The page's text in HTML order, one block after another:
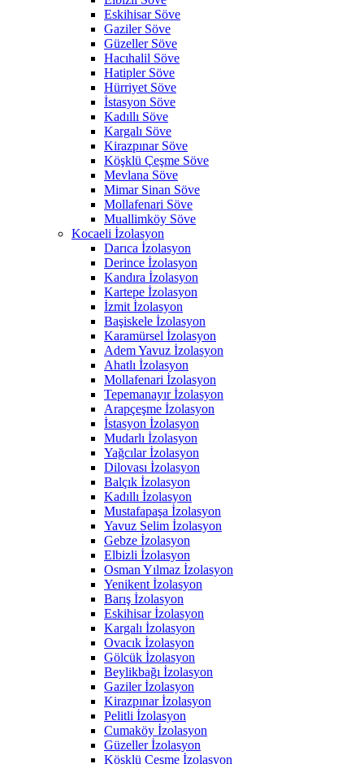
Eskihisar Söve
Gaziler Söve
Güzeller Söve
Hacıhalil Söve
Hatipler Söve
Hürriyet Söve
İstasyon Söve
Kadıllı Söve
Kargalı Söve
Kirazpınar Söve
Köşklü Çeşme Söve
Mevlana Söve
Mimar Sinan Söve
Mollafenari Söve
Muallimköy Söve
Kocaeli İzolasyon
Darıca İzolasyon
Derince İzolasyon
Kandıra İzolasyon
Kartepe İzolasyon
İzmit İzolasyon
Başiskele İzolasyon
Karamürsel İzolasyon
Adem Yavuz İzolasyon
Ahatlı İzolasyon
Mollafenari İzolasyon
Tepemanayır İzolasyon
Arapçeşme İzolasyon
İstasyon İzolasyon
Mudarlı İzolasyon
Yağcılar İzolasyon
Dilovası İzolasyon
Balçık İzolasyon
Kadıllı İzolasyon
Mustafapaşa İzolasyon
Yavuz Selim İzolasyon
Gebze İzolasyon
Elbizli İzolasyon
Osman Yılmaz İzolasyon
Yenikent İzolasyon
Barış İzolasyon
Eskihisar İzolasyon
Kargalı İzolasyon
Ovacık İzolasyon
Gölcük İzolasyon
Beylikbağı İzolasyon
Gaziler İzolasyon
Kirazpınar İzolasyon
Pelitli İzolasyon
Cumaköy İzolasyon
Güzeller İzolasyon
Köşklü Çeşme İzolasyon